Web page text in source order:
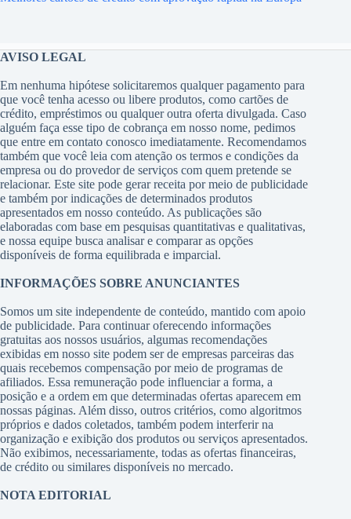
AVISO LEGAL
Em nenhuma hipótese solicitaremos qualquer pagamento para
que você tenha acesso ou libere produtos, como cartões de
crédito, empréstimos ou qualquer outra oferta divulgada. Caso
alguém faça esse tipo de cobrança em nosso nome, pedimos
que entre em contato conosco imediatamente. Recomendamos
também que você leia com atenção os termos e condições da
empresa ou do provedor de serviços com quem pretende se
relacionar. Este site pode gerar receita por meio de publicidade
e também por indicações de determinados produtos
apresentados em nosso conteúdo. As publicações são
elaboradas com base em pesquisas quantitativas e qualitativas,
e nossa equipe busca analisar e comparar as opções
disponíveis de forma equilibrada e imparcial.
INFORMAÇÕES SOBRE ANUNCIANTES
Somos um site independente de conteúdo, mantido com apoio
de publicidade. Para continuar oferecendo informações
gratuitas aos nossos usuários, algumas recomendações
exibidas em nosso site podem ser de empresas parceiras das
quais recebemos compensação por meio de programas de
afiliados. Essa remuneração pode influenciar a forma, a
posição e a ordem em que determinadas ofertas aparecem em
nossas páginas. Além disso, outros critérios, como algoritmos
próprios e dados coletados, também podem interferir na
organização e exibição dos produtos ou serviços apresentados.
Não exibimos, necessariamente, todas as ofertas financeiras,
de crédito ou similares disponíveis no mercado.
NOTA EDITORIAL